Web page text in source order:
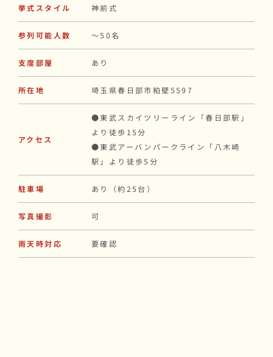
挙式スタイル 神前式
参列可能人数 〜50名
支度部屋 あり
所在地 埼玉県春日部市粕壁5597
アクセス
●東武スカイツリーライン「春日部駅」
より徒歩15分
●東武アーバンパークライン「八木崎
駅」より徒歩5分
駐車場 あり（約25台）
写真撮影 可
雨天時対応 要確認